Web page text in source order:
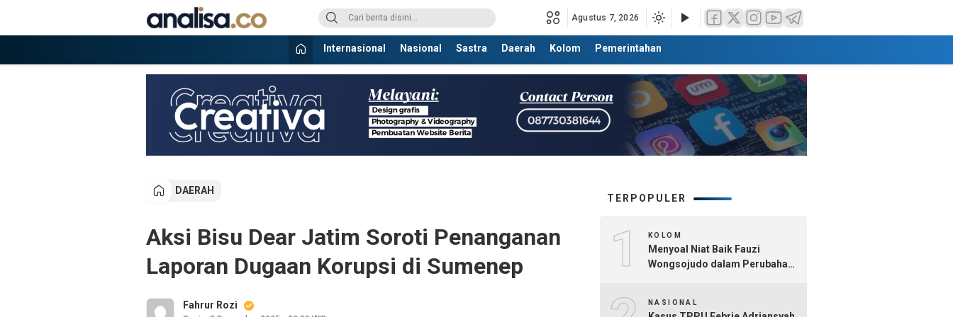
konten
Agustus 7, 2026
Internasional Nasional Sastra Daerah Kolom Pemerintahan
DAERAH
Aksi Bisu Dear Jatim Soroti Penanganan
Laporan Dugaan Korupsi di Sumenep
Fahrur Rozi
TERPOPULER
1 KOLOM
Menyoal Niat Baik Fauzi
Wongsojudo dalam Perubahan
NASIONAL